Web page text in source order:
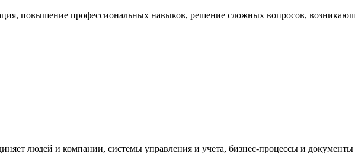
повышение профессиональных навыков, решение сложных вопросов,
людей и компании, системы управления и учета, бизнес-процессы и документы